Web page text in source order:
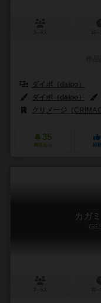
ダイポ（daipo）
ダイポ（daipo）
クリメージ（
35
興味あり 経
カガ